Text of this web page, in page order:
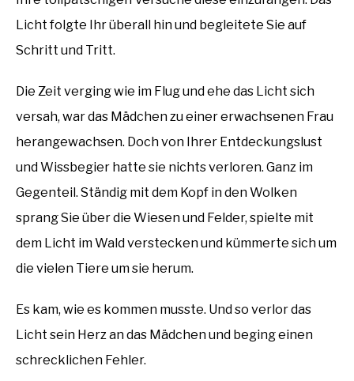
Licht folgte Ihr überall hin und begleitete Sie auf
Schritt und Tritt.
Die Zeit verging wie im Flug und ehe das Licht sich
versah, war das Mädchen zu einer erwachsenen Frau
herangewachsen. Doch von Ihrer Entdeckungslust
und Wissbegier hatte sie nichts verloren. Ganz im
Gegenteil. Ständig mit dem Kopf in den Wolken
sprang Sie über die Wiesen und Felder, spielte mit
dem Licht im Wald verstecken und kümmerte sich um
die vielen Tiere um sie herum.
Es kam, wie es kommen musste. Und so verlor das
Licht sein Herz an das Mädchen und beging einen
schrecklichen Fehler.